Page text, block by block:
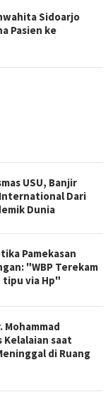
Sidoarjo
Pasien ke
USU, Banjir
Dari
Dunia
Pamekasan
"WBP Terekam
tipu via Hp"
Mohammad
saat
di Ruang